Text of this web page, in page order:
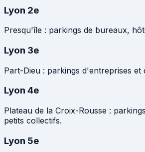
Lyon 2e
Presqu'île : parkings de bureaux,
Lyon 3e
Part-Dieu : parkings d'entreprises et
Lyon 4e
Plateau de la Croix-Rousse :
petits collectifs.
Lyon 5e